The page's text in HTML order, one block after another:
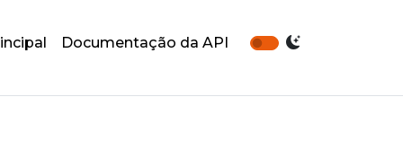
Documentação da API